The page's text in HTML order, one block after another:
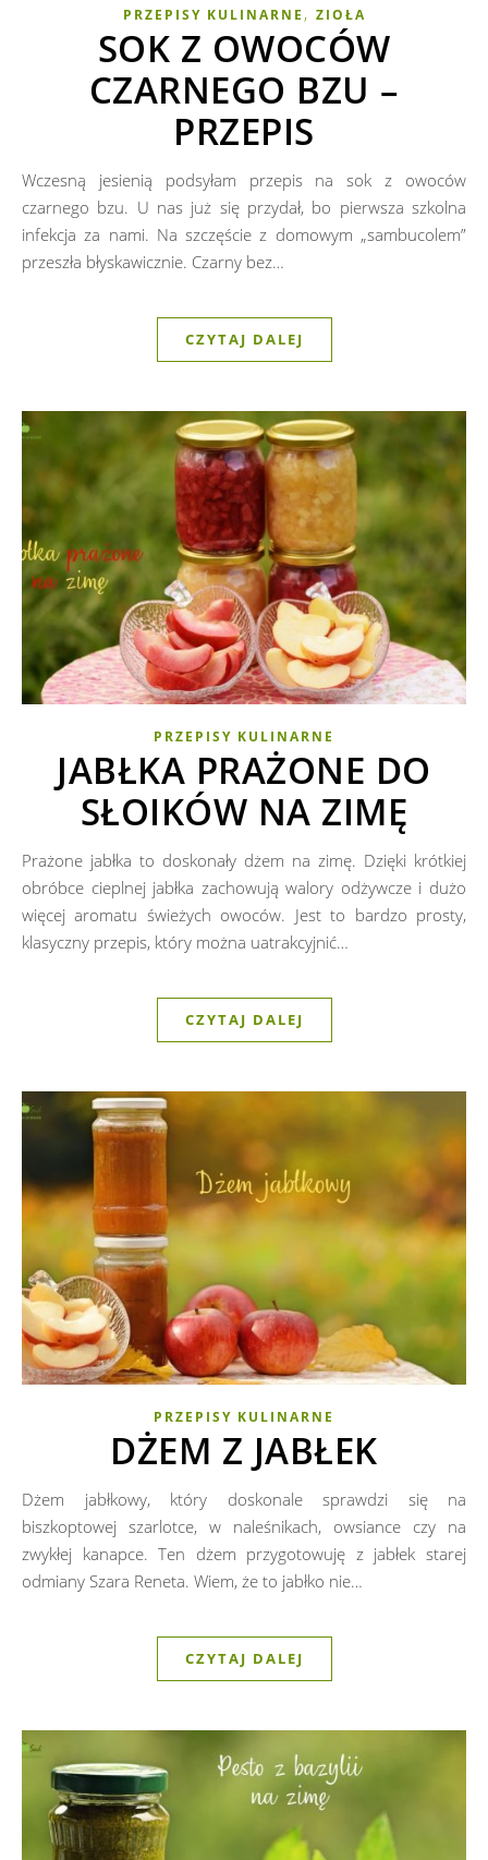
PRZEPISY KULINARNE , ZIOŁA
SOK Z OWOCÓW
CZARNEGO BZU –
PRZEPIS
Wczesną jesienią podsyłam przepis na sok z owoców
czarnego bzu. U nas już się przydał, bo pierwsza szkolna
infekcja za nami. Na szczęście z domowym „sambucolem”
przeszła błyskawicznie. Czarny bez…
CZYTAJ DALEJ
PRZEPISY KULINARNE
JABŁKA PRAŻONE DO
SŁOIKÓW NA ZIMĘ
Prażone jabłka to doskonały dżem na zimę. Dzięki krótkiej
obróbce cieplnej jabłka zachowują walory odżywcze i dużo
więcej aromatu świeżych owoców. Jest to bardzo prosty,
klasyczny przepis, który można uatrakcyjnić…
CZYTAJ DALEJ
PRZEPISY KULINARNE
DŻEM Z JABŁEK
Dżem jabłkowy, który doskonale sprawdzi się na
biszkoptowej szarlotce, w naleśnikach, owsiance czy na
zwykłej kanapce. Ten dżem przygotowuję z jabłek starej
odmiany Szara Reneta. Wiem, że to jabłko nie…
CZYTAJ DALEJ